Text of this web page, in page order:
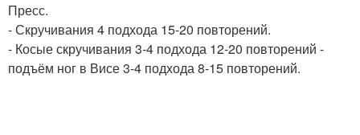
Пресс.
- Скручивания 4 подхода 15-20 повторений.
- Косые скручивания 3-4 подхода 12-20 повторений -
подъём ног в Висе 3-4 подхода 8-15 повторений.